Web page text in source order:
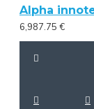
6,987.75 €